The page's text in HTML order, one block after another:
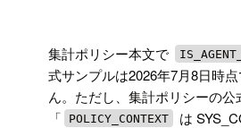
集計ポリシー本文で
式サンプルは2026年7月8日時
ん。ただし、集計ポリシーの
「
POLICY_CONTEXT
は